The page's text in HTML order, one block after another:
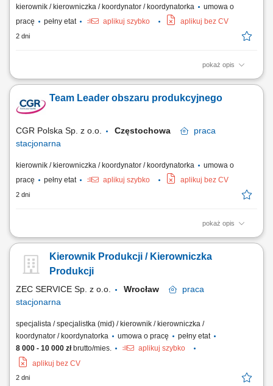
kierownik / kierowniczka / koordynator / koordynatorka
umowa o
pracę
pełny etat aplikuj szybko aplikuj bez CV
2 dni
pokaż opis
Opis stanowiska: zapewnienie ciągłości oraz prawidłowego
standardami; nadzór nad pracą maszyn i urządzeń oraz dbanie o
ciągłość produkcji; bezpośredni nadzór nad pracami produkcyjnymi,
Team Leader obszaru produkcyjnego
CGR Polska Sp. z o.o. Częstochowa
praca
stacjonarna
kierownik / kierowniczka / koordynator / koordynatorka
umowa o
pracę
pełny etat aplikuj szybko aplikuj bez CV
2 dni
pokaż opis
Opis stanowiska: Zarządzanie pracą podległych operatorów w obszarze
Realizowanie planu produkcyjnego wg. wytycznych działu logistyki oraz
Kierownika wydziału; Nadzór nad jakością produktu, zarządzanie
Kierownik Produkcji / Kierowniczka
Produkcji
ZEC SERVICE Sp. z o.o. Wrocław
praca
stacjonarna
specjalista / specjalistka (mid) / kierownik / kierowniczka /
koordynator / koordynatorka
umowa o pracę
pełny etat
8 000 - 10 000 złbrutto/mies.
aplikuj szybko
aplikuj bez CV
2 dni